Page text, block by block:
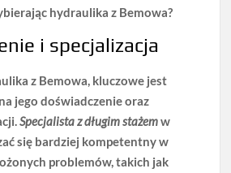
hydraulika z Bemowa?
i specjalizacja
z Bemowa, kluczowe jest
jego doświadczenie oraz
Specjalista z długim stażemw
się bardziej kompetentny w
problemów, takich jak